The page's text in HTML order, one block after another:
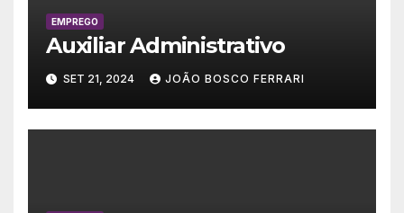
EMPREGO
Auxiliar Administrativo
SET 21, 2024 JOÃO BOSCO FERRARI